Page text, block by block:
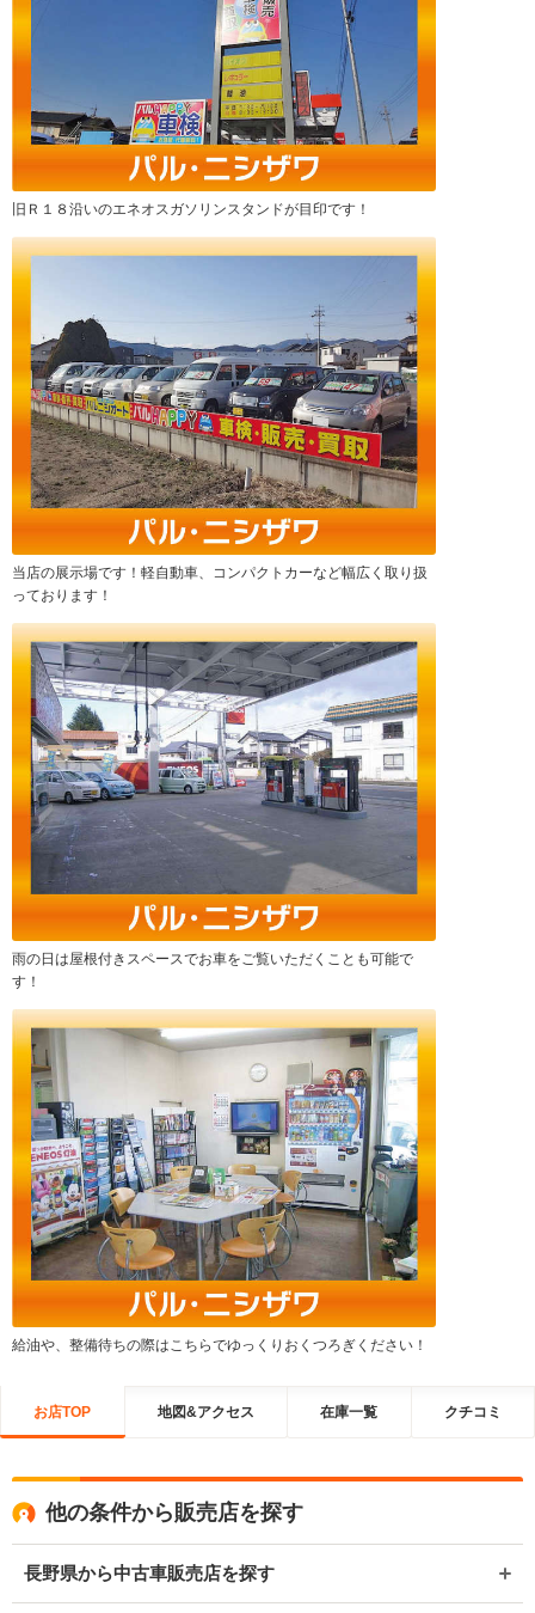
旧Ｒ１８沿いのエネオスガソリンスタンドが目印です！
当店の展示場です！軽自動車、コンパクトカーなど幅広く取り扱
っております！
雨の日は屋根付きスペースでお車をご覧いただくことも可能で
す！
給油や、整備待ちの際はこちらでゆっくりおくつろぎください！
お店TOP 地図&アクセス 在庫一覧 クチコミ
他の条件から販売店を探す
長野県から中古車販売店を探す